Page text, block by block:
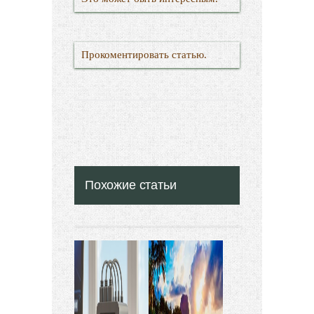
Прокоментировать статью.
Похожие статьи